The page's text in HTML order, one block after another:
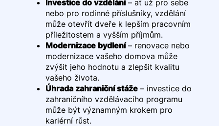
Investice do vzdělání– ať už pro sebe
nebo pro rodinné příslušníky, vzdělání
může otevřít dveře k lepším pracovním
příležitostem a vyšším příjmům.
Modernizace bydlení– renovace nebo
modernizace vašeho domova může
zvýšit jeho hodnotu a zlepšit kvalitu
vašeho života.
Úhrada zahraniční stáže– investice do
zahraničního vzdělávacího programu
může být významným krokem pro
kariérní růst.